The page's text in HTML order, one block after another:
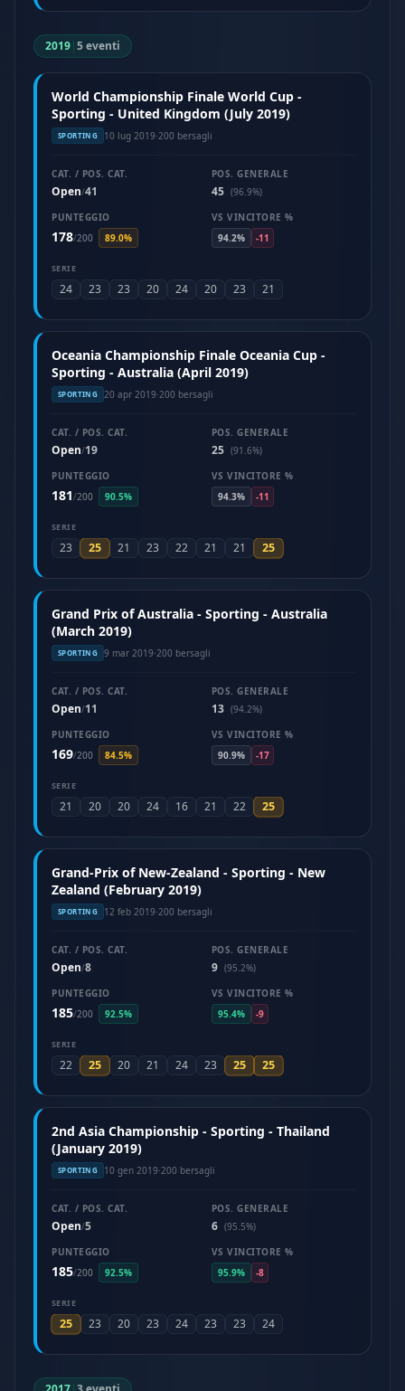
2019|5 eventi
World Championship Finale World Cup -
Sporting - United Kingdom (July 2019)
SPORTING 10 lug 2019·200 bersagli
CAT. / POS. CAT.
Open/41
POS. GENERALE
45 (96.9%)
PUNTEGGIO
178/200 89.0%
VS VINCITORE %
94.2%
-11
SERIE
24 23 23 20 24 20 23 21
Oceania Championship Finale Oceania Cup -
Sporting - Australia (April 2019)
SPORTING 20 apr 2019·200 bersagli
CAT. / POS. CAT.
Open/19
POS. GENERALE
25 (91.6%)
PUNTEGGIO
181/200 90.5%
VS VINCITORE %
94.3%
-11
SERIE
23 25 21 23 22 21 21 25
Grand Prix of Australia - Sporting - Australia
(March 2019)
SPORTING 9 mar 2019·200 bersagli
CAT. / POS. CAT.
Open/11
POS. GENERALE
13 (94.2%)
PUNTEGGIO
169/200 84.5%
VS VINCITORE %
90.9%
-17
SERIE
21 20 20 24 16 21 22 25
Grand-Prix of New-Zealand - Sporting - New
Zealand (February 2019)
SPORTING 12 feb 2019·200 bersagli
CAT. / POS. CAT.
Open/8
POS. GENERALE
9 (95.2%)
PUNTEGGIO
185/200 92.5%
VS VINCITORE %
95.4%
-9
SERIE
22 25 20 21 24 23 25 25
2nd Asia Championship - Sporting - Thailand
(January 2019)
SPORTING 10 gen 2019·200 bersagli
CAT. / POS. CAT.
Open/5
POS. GENERALE
6 (95.5%)
PUNTEGGIO
185/200 92.5%
VS VINCITORE %
95.9%
-8
SERIE
25 23 20 23 24 23 23 24